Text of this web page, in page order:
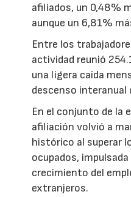
afiliados, un 0,48%
aunque un 6,81%
Entre los
actividad reunió
una ligera caída
descenso interanual
En el conjunto de la
afiliación volvió a
histórico al superar
ocupados,
crecimiento del
extranjeros.